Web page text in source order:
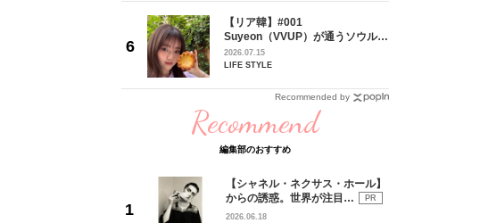
【リア韓】#001
Suyeon（VVUP）が通うソウル・
江南の絶品ブーランジェリー
2026.07.15
LIFE STYLE
Recommended by
Recommend
編集部のおすすめ
【シャネル・ネクサス・ホール】
からの誘惑。世界が注目…
PR
2026.06.18